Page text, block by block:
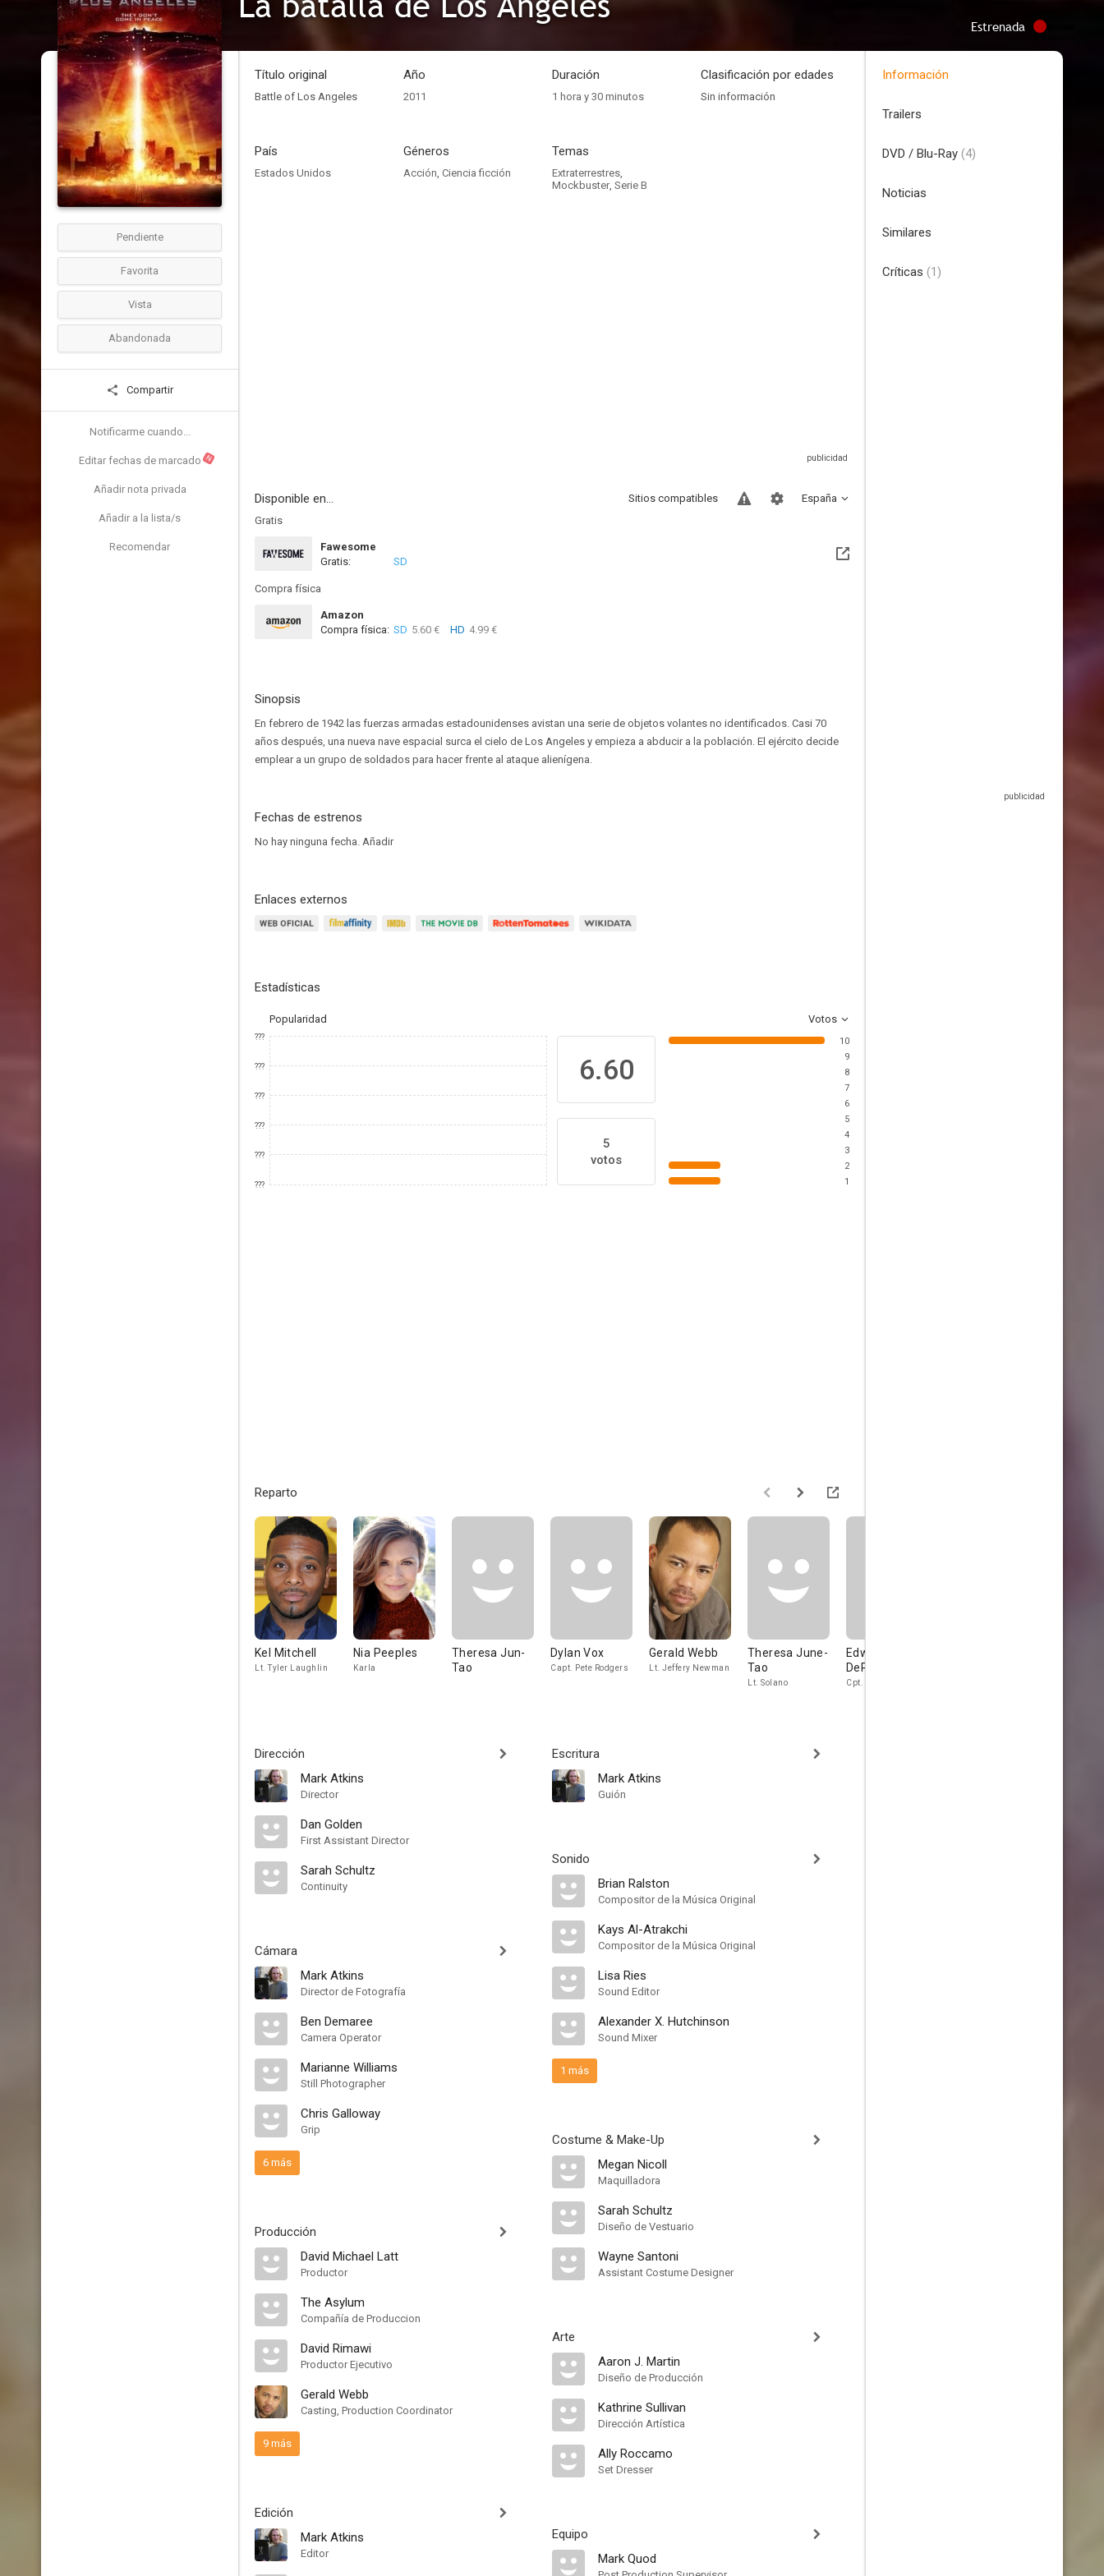
Estrenada
Pendiente
Favorita
Vista
Abandonada
Compartir
Notificarme cuando...
Editar fechas de marcado N
Añadir nota privada
Añadir a la lista/s
Recomendar
Título original
Battle of Los Angeles
Año
2011
Duración
1 hora y 30 minutos
Clasificación por edades
Sin información
País
Estados Unidos
Géneros
Acción, Ciencia ficción
Temas
Extraterrestres,
Mockbuster, Serie B
Disponible en... España
Sitios compatibles
Gratis
Fawesome
Gratis:
SD
Compra física
Amazon
Compra física: SD 5.60 € HD 4.99 €
Sinopsis
En febrero de 1942 las fuerzas armadas estadounidenses avistan una serie de objetos volantes no identificados. Casi 70
años después, una nueva nave espacial surca el cielo de Los Angeles y empieza a abducir a la población. El ejército decide
emplear a un grupo de soldados para hacer frente al ataque alienígena.
Fechas de estrenos
No hay ninguna fecha. Añadir
Enlaces externos
Estadísticas
Popularidad Votos
???
???
???
???
???
???
6.60
5
votos
10
9
8
7
6
5
4
3
2
1
Reparto
Kel Mitchell
Lt. Tyler Laughlin
Nia Peeples
Karla
Theresa Jun-
Tao
Dylan Vox
Capt. Pete Rodgers
Gerald Webb
Lt. Jeffery Newman
Theresa June-
Tao
Lt. Solano
Edward
DeRuiter
Cpt. Arnstead
Dirección
Mark Atkins
Director
Dan Golden
First Assistant Director
Sarah Schultz
Continuity
Cámara
Mark Atkins
Director de Fotografía
Ben Demaree
Camera Operator
Marianne Williams
Still Photographer
Chris Galloway
Grip
6 más
Producción
David Michael Latt
Productor
The Asylum
Compañía de Produccion
David Rimawi
Productor Ejecutivo
Gerald Webb
Casting, Production Coordinator
9 más
Edición
Mark Atkins
Editor
Escritura
Mark Atkins
Guión
Sonido
Brian Ralston
Compositor de la Música Original
Kays Al-Atrakchi
Compositor de la Música Original
Lisa Ries
Sound Editor
Alexander X. Hutchinson
Sound Mixer
1 más
Costume & Make-Up
Megan Nicoll
Maquilladora
Sarah Schultz
Diseño de Vestuario
Wayne Santoni
Assistant Costume Designer
Arte
Aaron J. Martin
Diseño de Producción
Kathrine Sullivan
Dirección Artística
Ally Roccamo
Set Dresser
Equipo
Mark Quod
Información
Trailers
DVD / Blu-Ray (4)
Noticias
Similares
Críticas (1)